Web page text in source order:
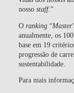
nosso staff.”
O ranking “
anualmente, os
base em 19
progressão de
sustentabilidade.
Para mais